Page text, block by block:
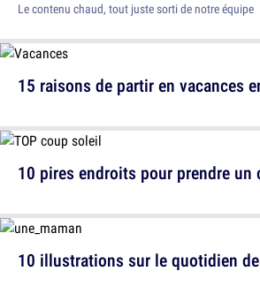
Le contenu chaud, tout juste sorti de notre équipe
15 raisons de partir en vacances
10 illustrations sur le quotidien
10 pires endroits pour prendre un